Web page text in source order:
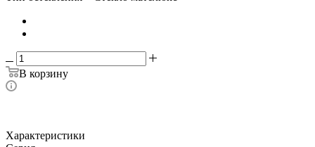
В корзину
Характеристики